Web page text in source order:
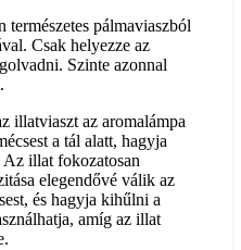
pálmaviaszból
Csak helyezze az
Szinte azonnal
illatviaszt az aromalámpa
a tál alatt, hagyja
illat fokozatosan
elegendővé válik az
és hagyja kihűlni a
amíg az illat